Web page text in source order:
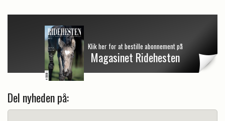
Klik her for at bestille abonnement på
Magasinet Ridehesten
Del nyheden på: